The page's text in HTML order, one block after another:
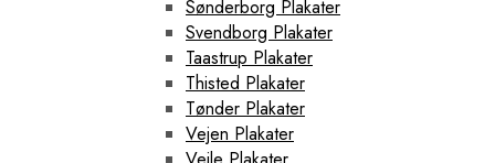
Sønderborg Plakater
Svendborg Plakater
Taastrup Plakater
Thisted Plakater
Tønder Plakater
Vejen Plakater